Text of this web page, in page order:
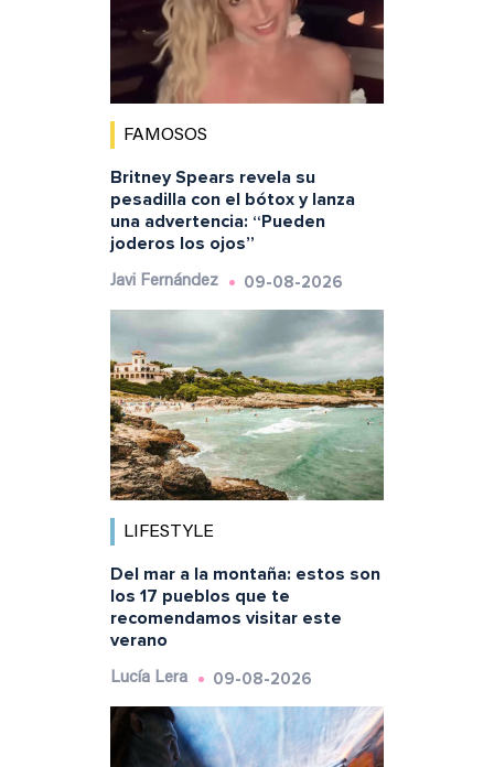
FAMOSOS
Britney Spears revela su
pesadilla con el bótox y lanza
una advertencia: “Pueden
joderos los ojos”
Javi Fernández 09-08-2026
LIFESTYLE
Del mar a la montaña: estos son
los 17 pueblos que te
recomendamos visitar este
verano
Lucía Lera 09-08-2026